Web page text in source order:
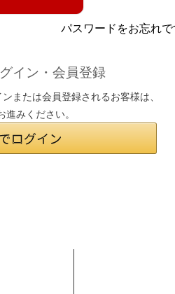
パスワードをお忘れで
イン・会員登録
または会員登録されるお客様は、
みください。